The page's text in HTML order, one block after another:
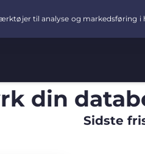
din
Sidste